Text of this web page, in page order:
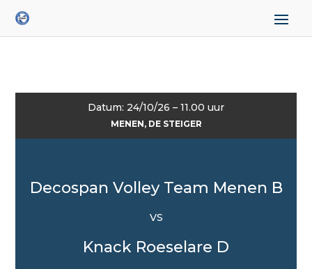
Datum: 24/10/26 – 11.00 uur
MENEN, DE STEIGER
Decospan Volley Team Menen B
VS
Knack Roeselare D